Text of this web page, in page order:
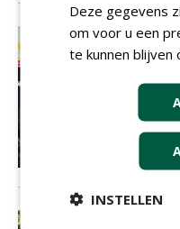
het
maar
vak.
16-12-
Deze gegevens
om voor u een
te kunnen blijven
INSTELLEN